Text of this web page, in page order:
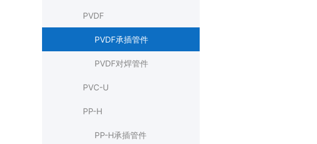
PVDF
PVDF承插管件
PVDF对焊管件
PVC-U
PP-H
PP-H承插管件